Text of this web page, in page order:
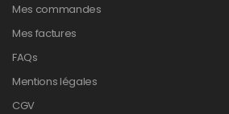
Mes commandes
Mes factures
FAQs
Mentions légales
CGV